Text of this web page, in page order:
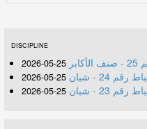
DISCIPLINE
25-05-2026
24 - شبان 25-05-2026
23 - شبان 25-05-2026